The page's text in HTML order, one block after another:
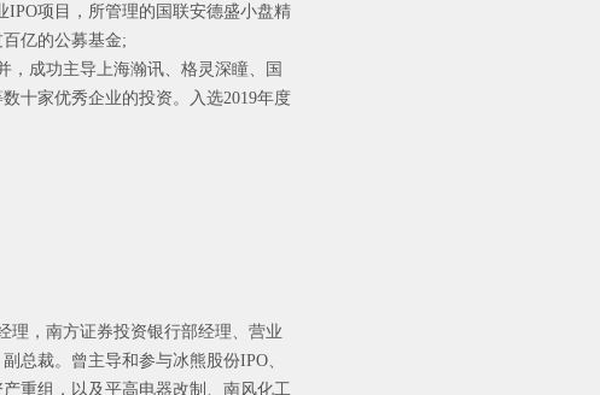
IPO项目，所管理的国联安德盛小盘精
亿的公募基金;
，成功主导上海瀚讯、格灵深瞳、国
十家优秀企业的投资。入选2019年度
理，南方证券投资银行部经理、营业
总裁。曾主导和参与冰熊股份IPO、
重组，以及平高电器改制、南风化工